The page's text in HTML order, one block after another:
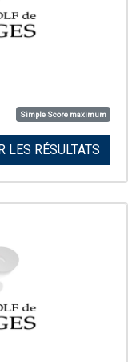
Simple Score maximum
LES RÉSULTATS